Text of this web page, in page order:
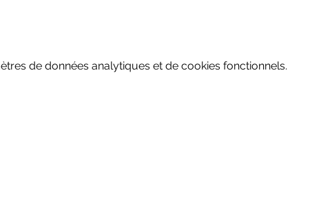
de données analytiques et de cookies fonctionnels.